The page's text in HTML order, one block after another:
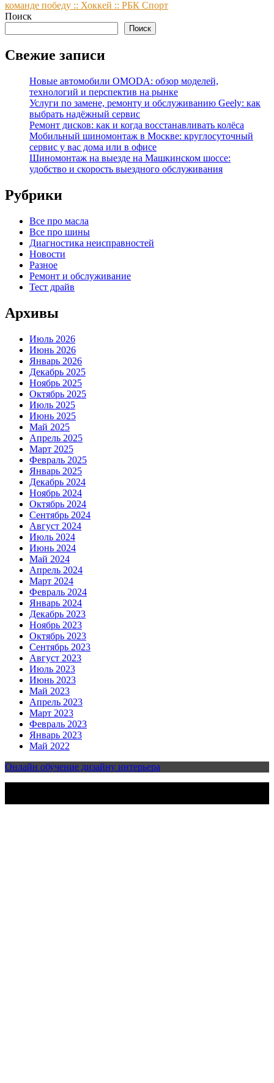
записям
команде победу :: Хоккей :: РБК Спорт
Поиск
Поиск
Свежие записи
Новые автомобили OMODA: обзор моделей,
технологий и перспектив на рынке
Услуги по замене, ремонту и обслуживанию Geely: как
выбрать надёжный сервис
Ремонт дисков: как и когда восстанавливать колёса
Мобильный шиномонтаж в Москве: круглосуточный
сервис у вас дома или в офисе
Шиномонтаж на выезде на Машкинском шоссе:
удобство и скорость выездного обслуживания
Рубрики
Все про масла
Все про шины
Диагностика неисправностей
Новости
Разное
Ремонт и обслуживание
Тест драйв
Архивы
Июль 2026
Июнь 2026
Январь 2026
Декабрь 2025
Ноябрь 2025
Октябрь 2025
Июль 2025
Июнь 2025
Май 2025
Апрель 2025
Март 2025
Февраль 2025
Январь 2025
Декабрь 2024
Ноябрь 2024
Октябрь 2024
Сентябрь 2024
Август 2024
Июль 2024
Июнь 2024
Май 2024
Апрель 2024
Март 2024
Февраль 2024
Январь 2024
Декабрь 2023
Ноябрь 2023
Октябрь 2023
Сентябрь 2023
Август 2023
Июль 2023
Июнь 2023
Май 2023
Апрель 2023
Март 2023
Февраль 2023
Январь 2023
Май 2022
Онлайн обучение дизайну интерьера